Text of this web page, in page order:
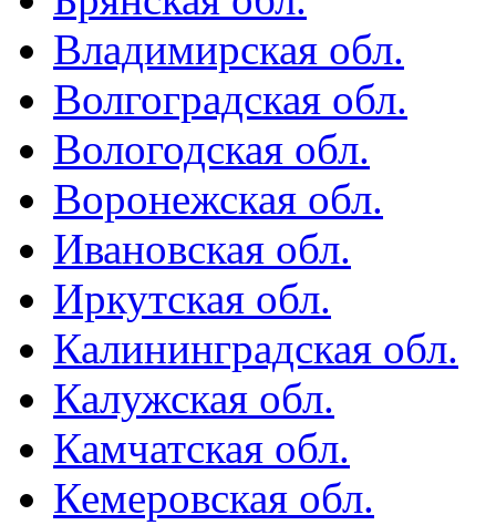
Владимирская обл.
Волгоградская обл.
Вологодская обл.
Воронежская обл.
Ивановская обл.
Иркутская обл.
Калининградская обл.
Калужская обл.
Камчатская обл.
Кемеровская обл.